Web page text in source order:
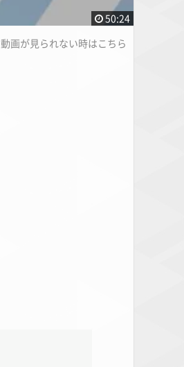
50:24
動画が見られない時はこちら